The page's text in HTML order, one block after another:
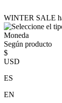
WINTER SALE
Moneda
Según producto
$
USD
ES
EN